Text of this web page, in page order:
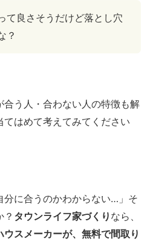
て良さそうだけど落とし穴
？
う人・合わない人の特徴も解
はめて考えてみてください
分に合うのかわからない…」そ
？ タウンライフ家づくり なら、
スメーカーが、無料で間取り